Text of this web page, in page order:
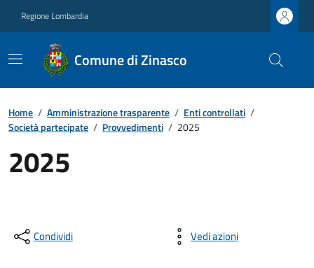
Regione Lombardia
Comune di Zinasco
Home / Amministrazione trasparente / Enti controllati /
Società partecipate / Provvedimenti / 2025
2025
Condividi Vedi azioni